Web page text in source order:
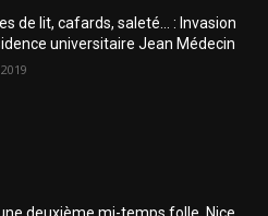
de lit, cafards, saleté… : Invasion
universitaire Jean Médecin
deuxième mi-temps folle, Nice